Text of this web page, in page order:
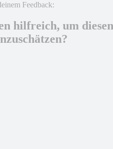
Feedback:
hilfreich, um diesen